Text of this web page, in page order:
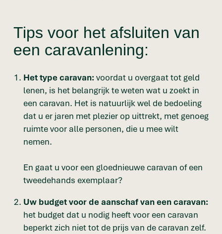
Tips voor het afsluiten van
een caravanlening:
Het type caravan:voordat u overgaat tot geld
lenen, is het belangrijk te weten wat u zoekt in
een caravan. Het is natuurlijk wel de bedoeling
dat u er jaren met plezier op uittrekt, met genoeg
ruimte voor alle personen, die u mee wilt
nemen.
En gaat u voor een gloednieuwe caravan of een
tweedehands exemplaar?
Uw budget voor de aanschaf van een caravan:
het budget dat u nodig heeft voor een caravan
beperkt zich niet tot de prijs van de caravan zelf.